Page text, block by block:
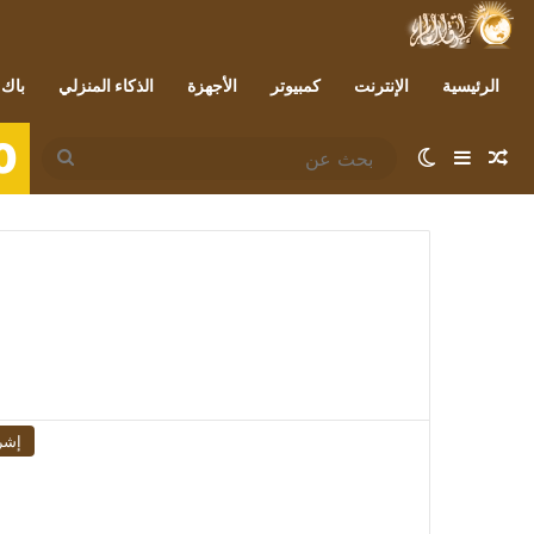
الرئيسية الإنترنت كمبيوتر الأجهزة الذكاء المنزلي
مقال عشوائي
إضافة عمود جانبي
الوضع المظلم
بحث
عن